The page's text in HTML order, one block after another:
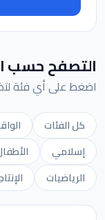
التصفح حسب
اضغط على أي فئة
كل الفئات
إسلامي
الرياضيات